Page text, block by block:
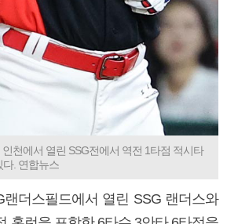
천에서 열린 SSG전에서 역전 1타점 적시타
다. 연합뉴스
랜더스필드에서 열린 SSG 랜더스와